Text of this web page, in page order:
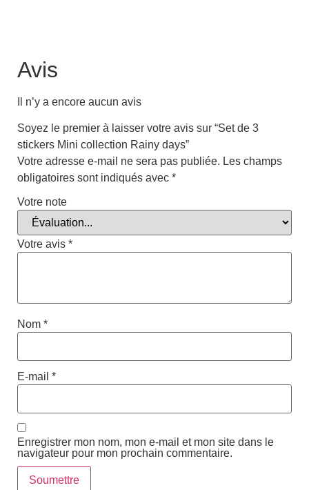
Avis
Il n’y a encore aucun avis
Soyez le premier à laisser votre avis sur “Set de 3
stickers Mini collection Rainy days”
Votre adresse e-mail ne sera pas publiée. Les champs
obligatoires sont indiqués avec *
Votre note
Votre avis *
Nom *
E-mail *
Enregistrer mon nom, mon e-mail et mon site dans le
navigateur pour mon prochain commentaire.